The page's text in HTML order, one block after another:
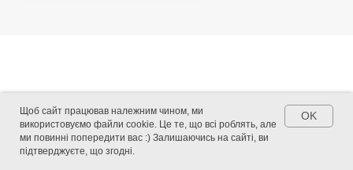
Задайте своє питання
Щоб сайт працював належним чином, ми
використовуємо файли cookie. Це те, що всі роблять, але
ми повинні попередити вас :) Залишаючись на сайті, ви
підтверджуєте, що згодні.
OK